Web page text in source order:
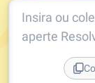
Insira ou
aperte